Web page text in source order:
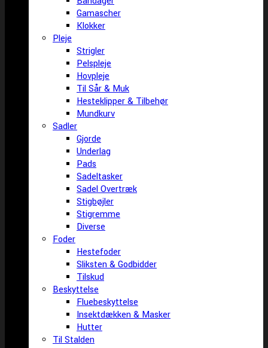
Gamascher
Klokker
Pleje
Strigler
Pelspleje
Hovpleje
Til Sår & Muk
Hesteklipper & Tilbehør
Mundkurv
Sadler
Gjorde
Underlag
Pads
Sadeltasker
Sadel Overtræk
Stigbøjler
Stigremme
Diverse
Foder
Hestefoder
Sliksten & Godbidder
Tilskud
Beskyttelse
Fluebeskyttelse
Insektdækken & Masker
Hutter
Til Stalden